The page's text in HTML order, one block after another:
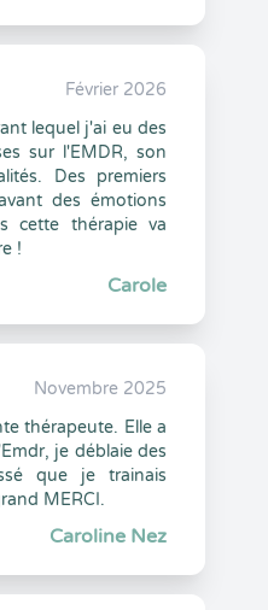
Février 2026
lequel j'ai eu des
sur l'EMDR, son
Des premiers
des émotions
cette thérapie va
!
Carole
Novembre 2025
thérapeute. Elle a
je déblaie des
que je trainais
MERCI.
Caroline Nez